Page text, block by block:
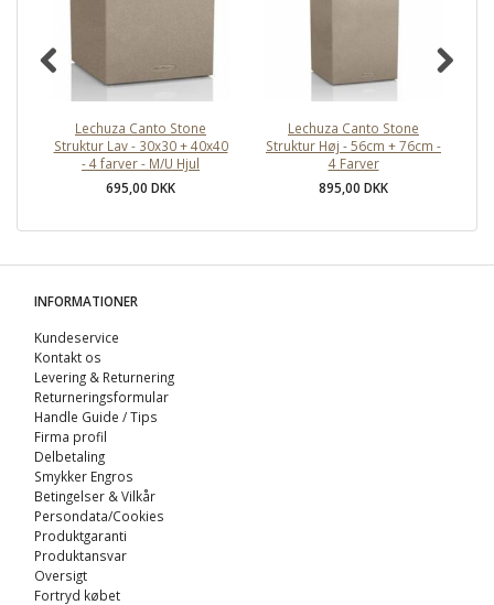
Lechuza Canto Stone
Struktur Lav - 30x30 + 40x40
- 4 farver - M/U Hjul
695,00 DKK
Lechuza Canto Stone
Struktur Høj - 56cm + 76cm -
4 Farver
895,00 DKK
INFORMATIONER
Kundeservice
Kontakt os
Levering & Returnering
Returneringsformular
Handle Guide / Tips
Firma profil
Delbetaling
Smykker Engros
Betingelser & Vilkår
Persondata/Cookies
Produktgaranti
Produktansvar
Oversigt
Fortryd købet